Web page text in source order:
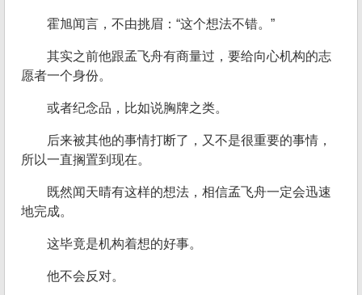
霍旭闻言，不由挑眉：“这个想法不错。”
其实之前他跟孟飞舟有商量过，要给向心机构的志
愿者一个身份。
或者纪念品，比如说胸牌之类。
后来被其他的事情打断了，又不是很重要的事情，
所以一直搁置到现在。
既然闻天晴有这样的想法，相信孟飞舟一定会迅速
地完成。
这毕竟是机构着想的好事。
他不会反对。